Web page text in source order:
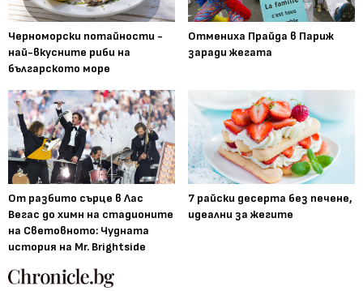
Черноморски потайности -
най-вкусните риби на
българското море
Отмениха Прайда в Париж
заради жегата
От разбито сърце в Лас
Вегас до химн на стадионите
на Световното: Чудната
история на Mr. Brightside
7 райски десерта без печене,
идеални за жегите